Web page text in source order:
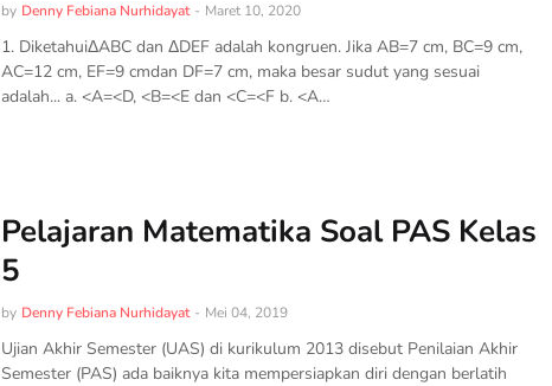
by Denny Febiana Nurhidayat - Maret 10, 2020
1. DiketahuiΔABC dan ΔDEF adalah kongruen. Jika AB=7 cm, BC=9 cm,
AC=12 cm, EF=9 cmdan DF=7 cm, maka besar sudut yang sesuai
adalah... a. <A=<D, <B=<E dan <C=<F b. <A…
Pelajaran Matematika Soal PAS Kelas
5
by Denny Febiana Nurhidayat - Mei 04, 2019
Ujian Akhir Semester (UAS) di kurikulum 2013 disebut Penilaian Akhir
Semester (PAS) ada baiknya kita mempersiapkan diri dengan berlatih